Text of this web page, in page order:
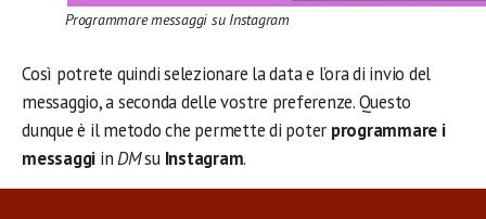
Programmare messaggi su Instagram
Così potrete quindi selezionare la data e l’ora di invio del
messaggio, a seconda delle vostre preferenze. Questo
dunque è il metodo che permette di poter programmare i
messaggi inDMsu Instagram.